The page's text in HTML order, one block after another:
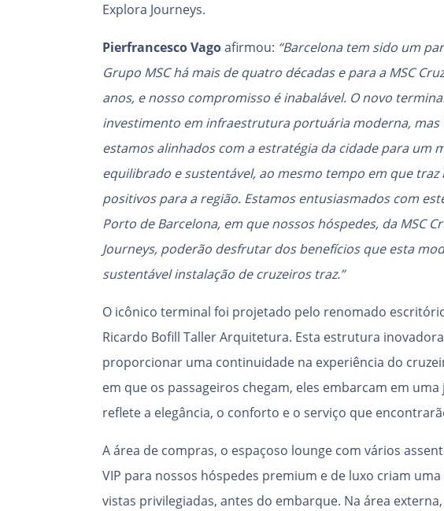
Explora Journeys.
Pierfrancesco Vagoafirmou: “Barcelona tem sido um
Grupo MSC há mais de quatro décadas e para a MSC
anos, e nosso compromisso é inabalável. O novo
investimento em infraestrutura portuária moderna,
estamos alinhados com a estratégia da cidade para um
equilibrado e sustentável, ao mesmo tempo em que
positivos para a região. Estamos entusiasmados com
Porto de Barcelona, em que nossos hóspedes, da MSC
Journeys, poderão desfrutar dos benefícios que esta
sustentável instalação de cruzeiros traz.”
O icônico terminal foi projetado pelo renomado
Ricardo Bofill Taller Arquitetura. Esta estrutura
proporcionar uma continuidade na experiência do
em que os passageiros chegam, eles embarcam em
reflete a elegância, o conforto e o serviço que
A área de compras, o espaçoso lounge com vários
VIP para nossos hóspedes premium e de luxo criam
vistas privilegiadas, antes do embarque. Na área